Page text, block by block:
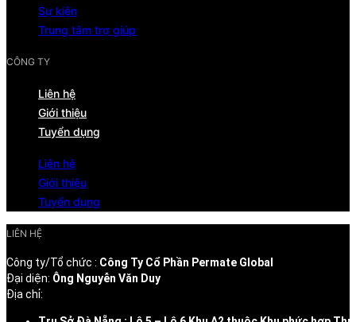
Sự kiện
Trung tâm trợ giúp
CÔNG TY
Liên hệ
Giới thiệu
Tuyển dụng
Liên hệ
Giới thiệu
Tuyển dụng
LIÊN HỆ
Công ty/Tổ chức : Công Ty Cổ Phần Permate Global
Đại diện: Ông Nguyễn Văn Duy
Địa chỉ: